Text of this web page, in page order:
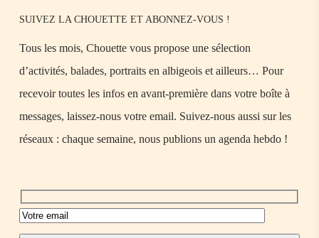
SUIVEZ LA CHOUETTE ET ABONNEZ-VOUS !
Tous les mois, Chouette vous propose une sélection
d’activités, balades, portraits en albigeois et ailleurs… Pour
recevoir toutes les infos en avant-première dans votre boîte à
messages, laissez-nous votre email. Suivez-nous aussi sur les
réseaux : chaque semaine, nous publions un agenda hebdo !